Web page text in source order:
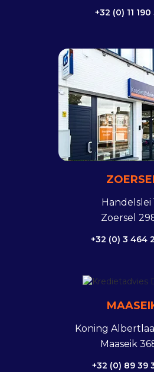
+32 (0) 11
Handelslei
Zoersel
+32 (0) 3 464
Koning
Maaseik
+32 (0) 89 39